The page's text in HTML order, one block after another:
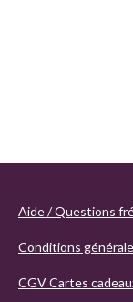
Aide / Questions
Conditions
CGV Cartes